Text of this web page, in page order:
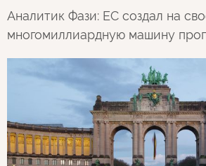
Аналитик Фази: ЕС создал на
многомиллиардную машину